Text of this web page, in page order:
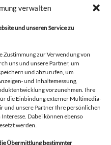
verwalten
und unseren Service zu
Zustimmung zur Verwendung von
uns und unsere Partner, um
und abzurufen, um
und Inhaltemessung,
vorzunehmen. Ihre
die Einbindung externer Multimedia-
und unsere Partner Ihre persönlichen
Dabei können ebenso
werden.
Übermittlung bestimmter
GmbH